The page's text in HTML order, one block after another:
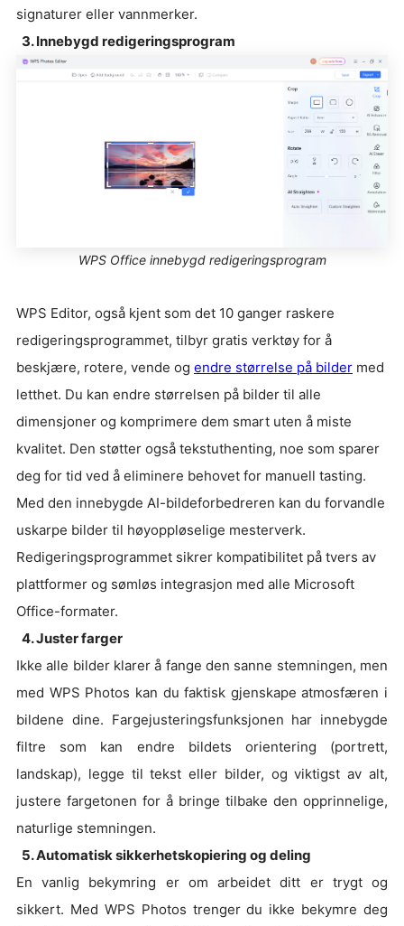
signaturer eller vannmerker.
3. Innebygd redigeringsprogram
WPS Office innebygd redigeringsprogram
WPS Editor, også kjent som det 10 ganger raskere
redigeringsprogrammet, tilbyr gratis verktøy for å
beskjære, rotere, vende og endre størrelse på bilder med
letthet. Du kan endre størrelsen på bilder til alle
dimensjoner og komprimere dem smart uten å miste
kvalitet. Den støtter også tekstuthenting, noe som sparer
deg for tid ved å eliminere behovet for manuell tasting.
Med den innebygde AI-bildeforbedreren kan du forvandle
uskarpe bilder til høyoppløselige mesterverk.
Redigeringsprogrammet sikrer kompatibilitet på tvers av
plattformer og sømløs integrasjon med alle Microsoft
Office-formater.
4. Juster farger
Ikke alle bilder klarer å fange den sanne stemningen, men
med WPS Photos kan du faktisk gjenskape atmosfæren i
bildene dine. Fargejusteringsfunksjonen har innebygde
filtre som kan endre bildets orientering (portrett,
landskap), legge til tekst eller bilder, og viktigst av alt,
justere fargetonen for å bringe tilbake den opprinnelige,
naturlige stemningen.
5. Automatisk sikkerhetskopiering og deling
En vanlig bekymring er om arbeidet ditt er trygt og
sikkert. Med WPS Photos trenger du ikke bekymre deg